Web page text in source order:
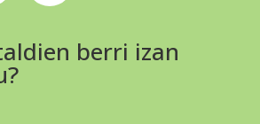
berri izan